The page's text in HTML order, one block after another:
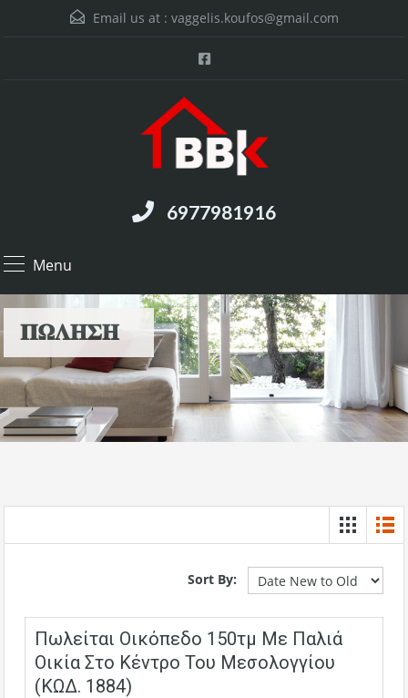
Email us at : vaggelis.koufos@gmail.com
6977981916
Menu
𝚷𝛀𝚲𝚮𝚺𝚮
Sort By:
Πωλείται Οικόπεδο 150τμ Με Παλιά
Οικία Στο Κέντρο Του Μεσολογγίου
(ΚΩΔ. 1884)